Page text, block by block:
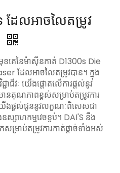
ែលអាចលៃតម្រូវ
េនៃម៉ាស៊ីនកាត់ D1300s Die
ដែលអាចលៃតម្រូវបាន។ ក្នុង
ជីវៈ យើងផ្តោតលើការផ្តល់នូវ
នគុណភាពខ្ពស់សម្រាប់តម្រូវការ
ើងផ្តល់ជូននូវលក្ខណៈពិសេសជា
ឧស្សាហកម្មវេចខ្ចប់។ DAI'S នឹង
សម្រាប់តម្រូវការកាត់ផ្តាច់ទាំងអស់